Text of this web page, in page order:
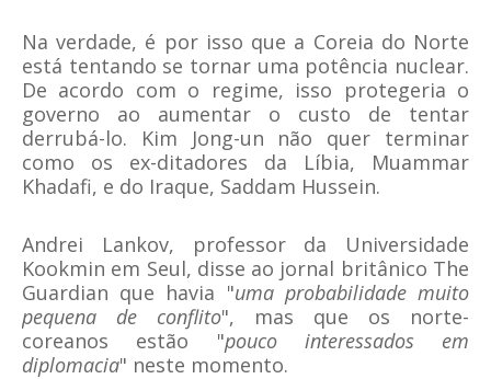
Na verdade, é por isso que a Coreia do Norte
está tentando se tornar uma potência nuclear.
De acordo com o regime, isso protegeria o
governo ao aumentar o custo de tentar
derrubá-lo. Kim Jong-un não quer terminar
como os ex-ditadores da Líbia, Muammar
Khadafi, e do Iraque, Saddam Hussein.
Andrei Lankov, professor da Universidade
Kookmin em Seul, disse ao jornal britânico The
Guardian que havia "uma probabilidade muito
pequena de conflito", mas que os norte-
coreanos estão "pouco interessados em
diplomacia" neste momento.